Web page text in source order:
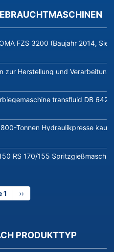
FZS 3200 (Baujahr 2014,
zur Herstellung und
transfluid DB
Tonnen Hydraulikpresse
RS 170/155
1
Nächste
Seite
››
PRODUKTTYP